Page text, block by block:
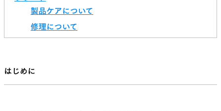
製品ケアについて
修理について
はじめに